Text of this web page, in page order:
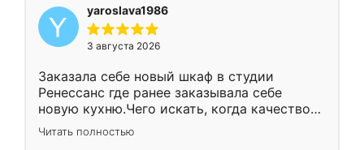
yaroslava1986
3 августа 2026
Заказала себе новый шкаф в студии
Ренессанс где ранее заказывала себе
новую кухню.Чего искать, когда качеством
вполне довольна. Служит кухня уже почти
два года, нареканий нет.
Читать полностью